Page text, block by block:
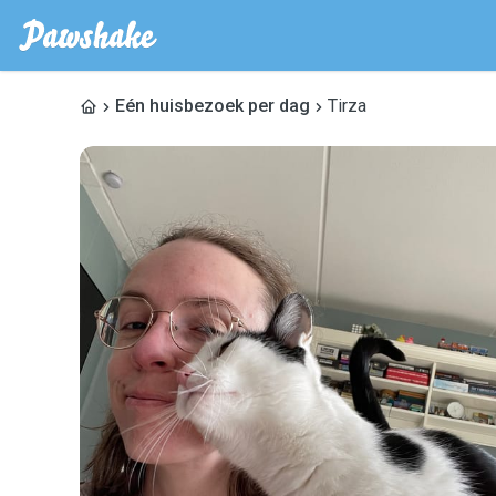
Eén huisbezoek per dag Tirza